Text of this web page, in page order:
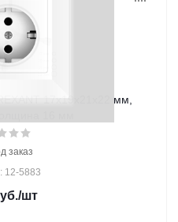
17х19х21х22 мм,
заказ
12-5883
/шт